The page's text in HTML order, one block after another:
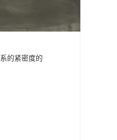
的紧密度的